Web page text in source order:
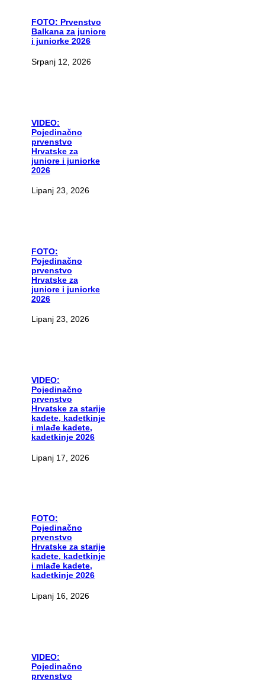
FOTO: Prvenstvo
Balkana za juniore
i juniorke 2026
Srpanj 12, 2026
VIDEO:
Pojedinačno
prvenstvo
Hrvatske za
juniore i juniorke
2026
Lipanj 23, 2026
FOTO:
Pojedinačno
prvenstvo
Hrvatske za
juniore i juniorke
2026
Lipanj 23, 2026
VIDEO:
Pojedinačno
prvenstvo
Hrvatske za starije
kadete, kadetkinje
i mlađe kadete,
kadetkinje 2026
Lipanj 17, 2026
FOTO:
Pojedinačno
prvenstvo
Hrvatske za starije
kadete, kadetkinje
i mlađe kadete,
kadetkinje 2026
Lipanj 16, 2026
VIDEO:
Pojedinačno
prvenstvo